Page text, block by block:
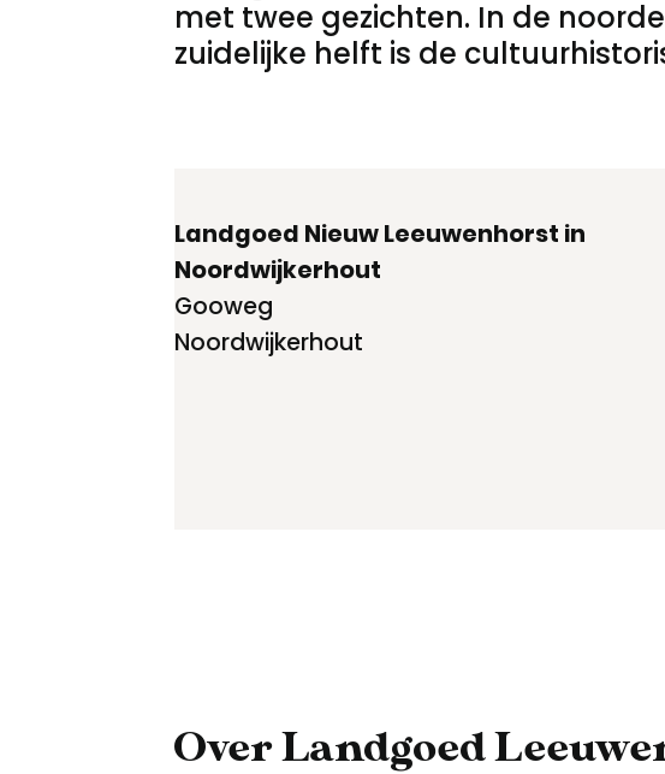
met twee gezichten. In de
zuidelijke helft is de
Landgoed Nieuw Leeuwenhorst in
Noordwijkerhout
Gooweg
Noordwijkerhout
Over Landgoed